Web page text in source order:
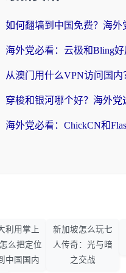
利用掌上
么把定位
中国国内
新加坡怎么玩七
人传奇：光与暗
之交战